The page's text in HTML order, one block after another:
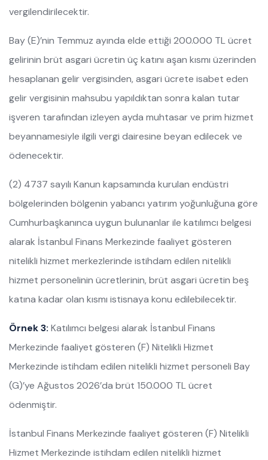
vergilendirilecektir.
Bay (E)’nin Temmuz ayında elde ettiği 200.000 TL ücret
gelirinin brüt asgari ücretin üç katını aşan kısmı üzerinden
hesaplanan gelir vergisinden, asgari ücrete isabet eden
gelir vergisinin mahsubu yapıldıktan sonra kalan tutar
işveren tarafından izleyen ayda muhtasar ve prim hizmet
beyannamesiyle ilgili vergi dairesine beyan edilecek ve
ödenecektir.
(2) 4737 sayılı Kanun kapsamında kurulan endüstri
bölgelerinden bölgenin yabancı yatırım yoğunluğuna göre
Cumhurbaşkanınca uygun bulunanlar ile katılımcı belgesi
alarak İstanbul Finans Merkezinde faaliyet gösteren
nitelikli hizmet merkezlerinde istihdam edilen nitelikli
hizmet personelinin ücretlerinin, brüt asgari ücretin beş
katına kadar olan kısmı istisnaya konu edilebilecektir.
Örnek 3: Katılımcı belgesi alarak İstanbul Finans
Merkezinde faaliyet gösteren (F) Nitelikli Hizmet
Merkezinde istihdam edilen nitelikli hizmet personeli Bay
(G)’ye Ağustos 2026’da brüt 150.000 TL ücret
ödenmiştir.
İstanbul Finans Merkezinde faaliyet gösteren (F) Nitelikli
Hizmet Merkezinde istihdam edilen nitelikli hizmet